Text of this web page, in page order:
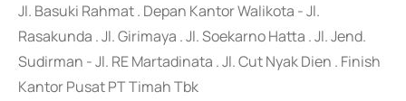
Jl. Basuki Rahmat . Depan Kantor Walikota - Jl.
Rasakunda . Jl. Girimaya . Jl. Soekarno Hatta . Jl. Jend.
Sudirman - Jl. RE Martadinata . Jl. Cut Nyak Dien . Finish
Kantor Pusat PT Timah Tbk